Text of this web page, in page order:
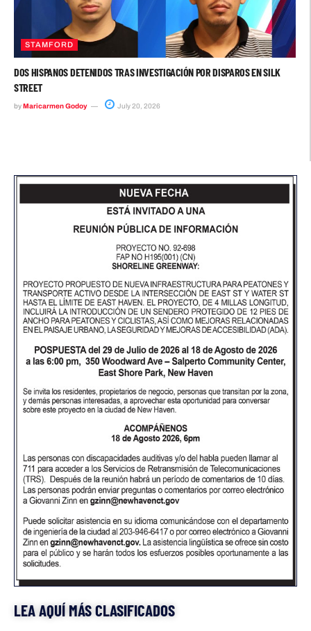
STAMFORD
DOS HISPANOS DETENIDOS TRAS INVESTIGACIÓN POR DISPAROS EN SILK
STREET
byMaricarmen Godoy July 20, 2026
LEA AQUÍ MÁS CLASIFICADOS